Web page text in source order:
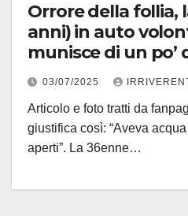
Orrore della follia,
anni) in auto
munisce di un po’
tiene finestrini
va a lavoro salvo
dopo 9 ore
03/07/2025
Articolo e foto tratti da
giustifica così: “Aveva
aperti”. La 36enne…